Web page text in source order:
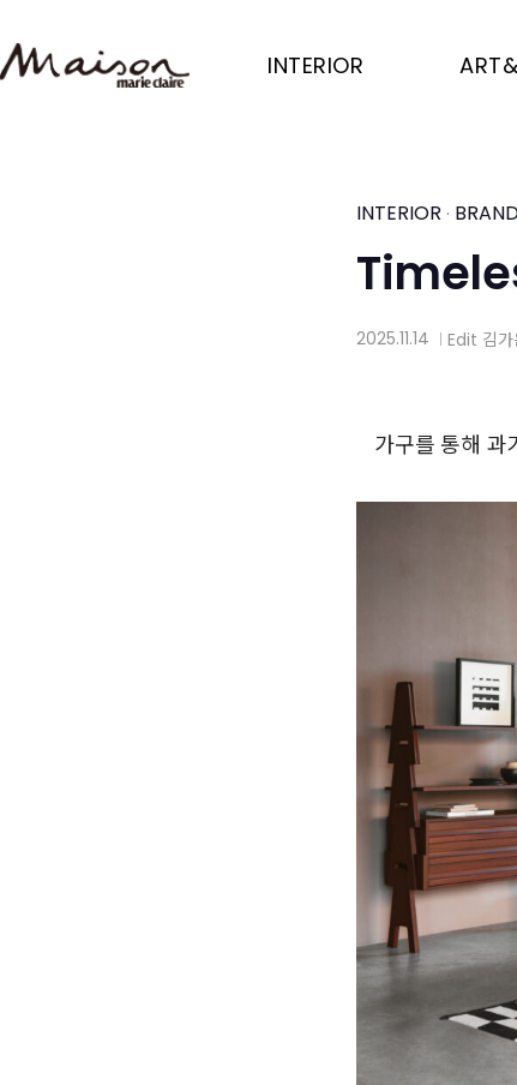
to
main
INTERIOR
INTERIOR ·
2025.11.14 Edit 김가
가구를 통해 과